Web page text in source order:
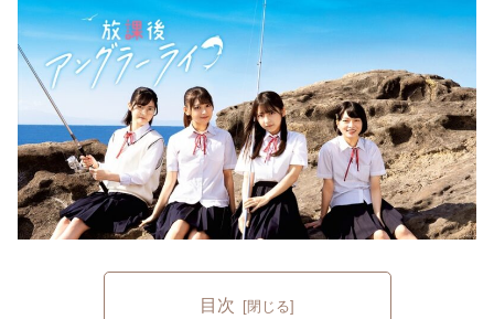
目次